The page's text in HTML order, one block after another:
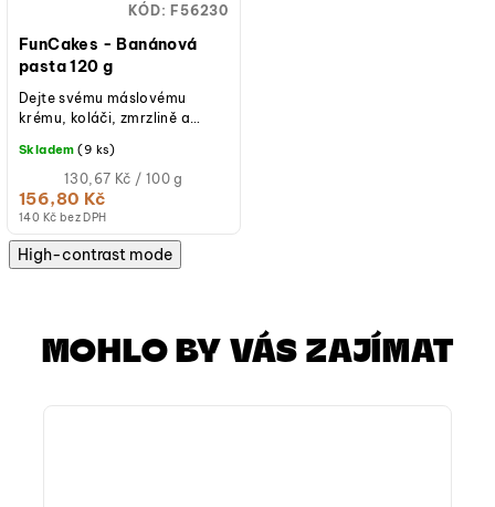
FunCakes - Banánová
pasta 120 g
140 Kč bez DPH
156,80 Kč
Měrná
cena:
(jednotková
130,67 Kč / 100 g
Skladem (9 ks)
Dejte svému máslovému
krému, koláči, zmrzlině a
chuť s touto pastou s
banánovou příchutí od...
KÓD: F56230
High-contrast mode
MOHLO BY VÁS ZAJÍMAT